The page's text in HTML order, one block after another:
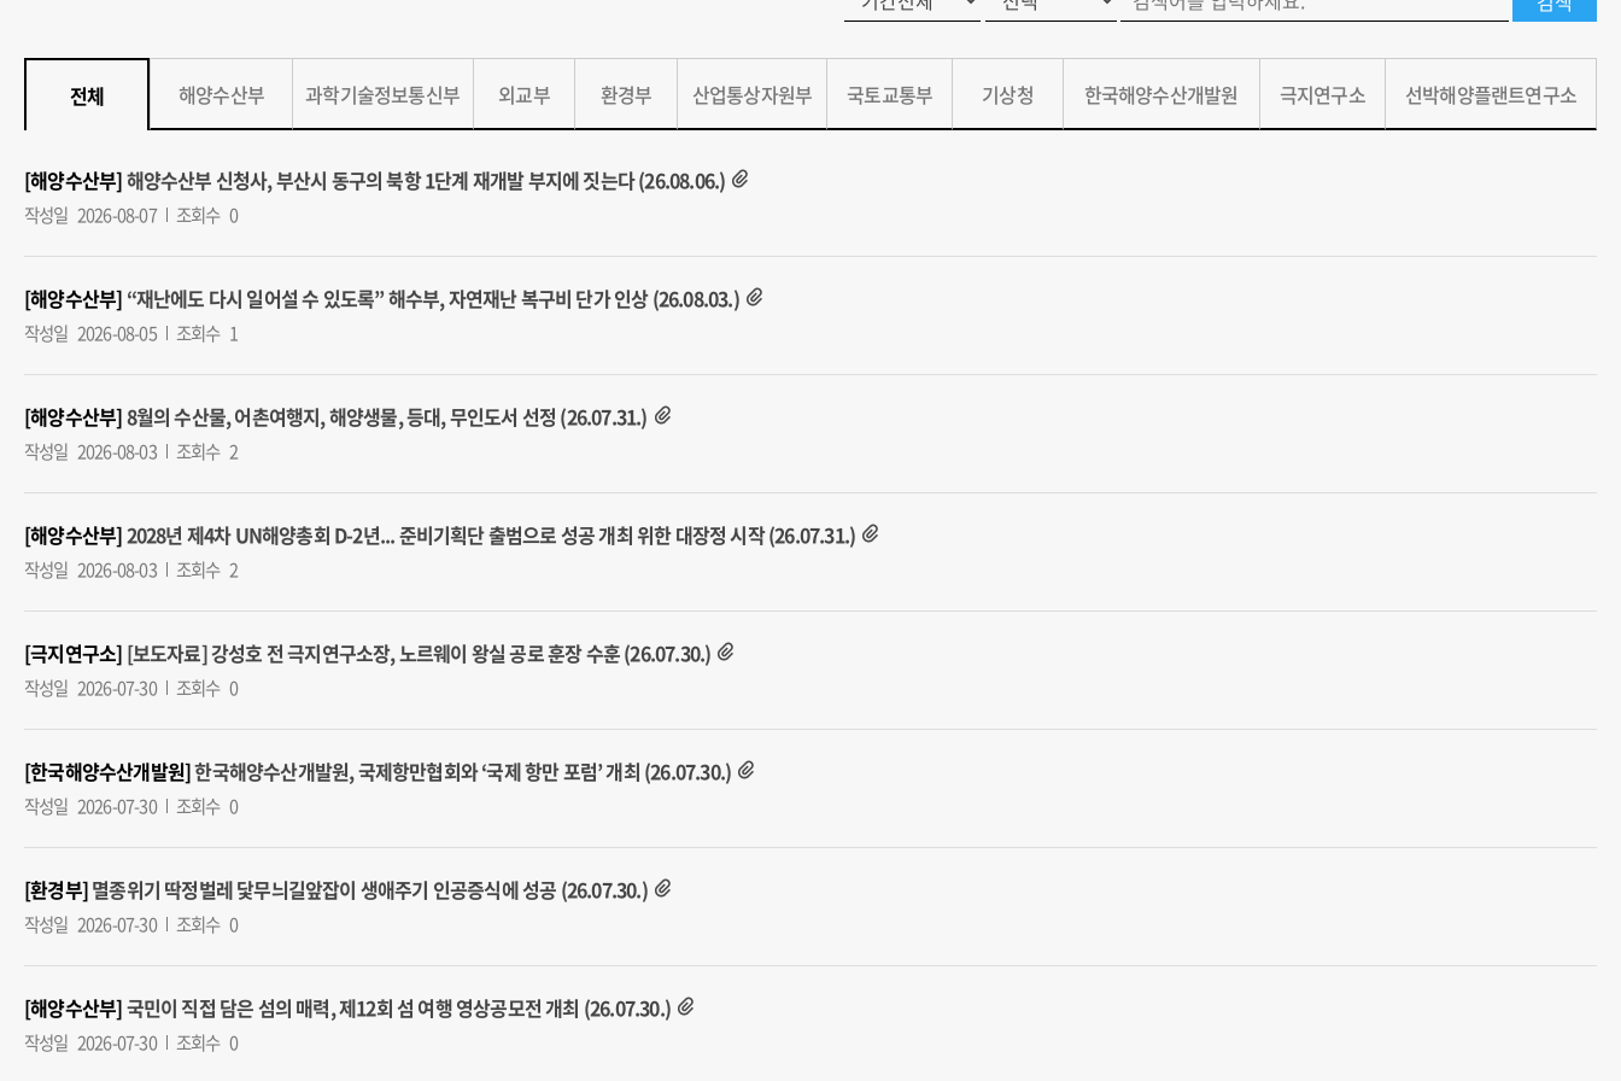
전체 해양수산부 과학기술정보통신부 외교부 환경부 산업통상자원부 국토교통부 기상청 한국해양수산개발원 극지연구소 선박해양플랜트연구소
[해양수산부]해양수산부 신청사, 부산시 동구의 북항 1단계 재개발 부지에 짓는다 (26.08.06.)
작성일 2026-08-07 조회수 0
[해양수산부] “재난에도 다시 일어설 수 있도록” 해수부, 자연재난 복구비 단가 인상 (26.08.03.)
작성일 2026-08-05 조회수 1
[해양수산부]8월의 수산물, 어촌여행지, 해양생물, 등대, 무인도서 선정 (26.07.31.)
작성일 2026-08-03 조회수 2
[해양수산부]2028년 제4차 UN해양총회 D-2년... 준비기획단 출범으로 성공 개최 위한 대장정 시작 (26.07.31.)
작성일 2026-08-03 조회수 2
[극지연구소] [보도자료] 강성호 전 극지연구소장, 노르웨이 왕실 공로 훈장 수훈 (26.07.30.)
작성일 2026-07-30 조회수 0
[한국해양수산개발원]한국해양수산개발원, 국제항만협회와 ‘국제 항만 포럼’ 개최 (26.07.30.)
작성일 2026-07-30 조회수 0
[환경부]멸종위기 딱정벌레 닻무늬길앞잡이 생애주기 인공증식에 성공 (26.07.30.)
작성일 2026-07-30 조회수 0
[해양수산부]국민이 직접 담은 섬의 매력, 제12회 섬 여행 영상공모전 개최 (26.07.30.)
작성일 2026-07-30 조회수 0